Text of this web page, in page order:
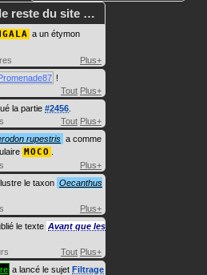
reste du site …
a un étymon
Plus+
!
Tout Plus+
la partie #2456
Tout Plus+
rupestris a comme
MOCO
Plus+
le taxon Oecanthus
Plus+
le texte Avant que les
Tout Plus+
a lancé le sujet Filtrage